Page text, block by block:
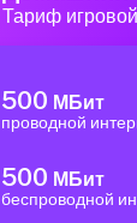
Тариф игровой
500 МБит
проводной
500 МБит
беспроводной